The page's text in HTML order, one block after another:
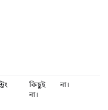
কিছুই
না।
না।